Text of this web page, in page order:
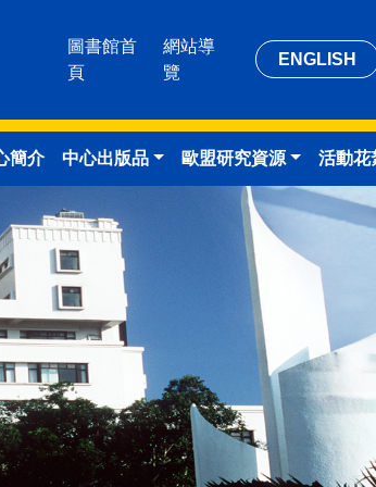
圖書館首
頁
網站導
覽
ENGLISH
簡介 中心出版品 歐盟研究資源 活動花